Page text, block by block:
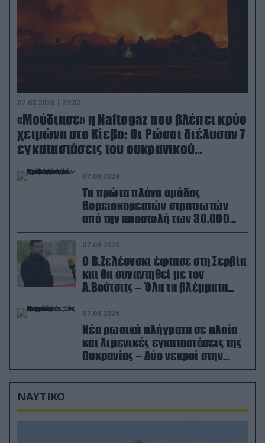
07.08.2026 | 23:02
«Μούδιασε» η Naftogaz που βλέπει κρύο
χειμώνα στο Κίεβο: Οι Ρώσοι διέλυσαν 7
εγκαταστάσεις του ουκρανικού
κολοσσού!
07.08.2026
Τα πρώτα πλάνα ομάδας
Βορειοκορεατών στρατιωτών
από την αποστολή των 30.000
που έφτασαν στη Ρωσία (βίντεο)
07.08.2026
Ο Β.Ζελέσνσκι έφτασε στη Σερβία
και θα συναντηθεί με τον
Α.Βούτσιτς – Όλα τα βλέμματα
στις σχέσεις με τη Ρωσία
07.08.2026
Νέα ρωσικά πλήγματα σε πλοία
και λιμενικές εγκαταστάσεις της
Ουκρανίας – Δύο νεκροί στην
Κριμαία
ΝΑΥΤΙΚΟ